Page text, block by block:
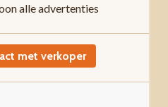
alle advertenties
met verkoper